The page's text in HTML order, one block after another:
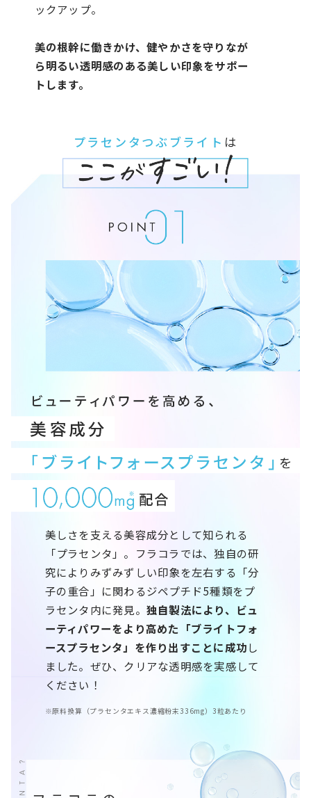
ックアップ。
美の根幹に働きかけ、健やかさを守りなが
ら明るい透明感のある美しい印象をサポー
トします。
プラセンタつぶブライト は
美しさを支える美容成分として知られる
「プラセンタ」。フラコラでは、独自の研
究によりみずみずしい印象を左右する「分
子の重合」に関わるジペプチド5種類をプ
ラセンタ内に発見。 独自製法により、ビュ
ーティパワーをより高めた「ブライトフォ
ースプラセンタ」を作り出すことに成功し
ました。ぜひ、クリアな透明感を実感して
ください！
※原料換算（プラセンタエキス濃縮粉末336mg）3粒あたり